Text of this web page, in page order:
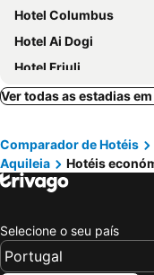
Hotel Columbus
Hotel Ai Dogi
Hotel Friuli
Ca' Laguna
Hotel Villa d'Este
Hotel Argentina
Villaggio Turistico
Sam Hotel
HR Hotel Piazza della
Ver todas as estadias
Comparador de Hotéis
Aquileia
Hotéis
Selecione o seu país